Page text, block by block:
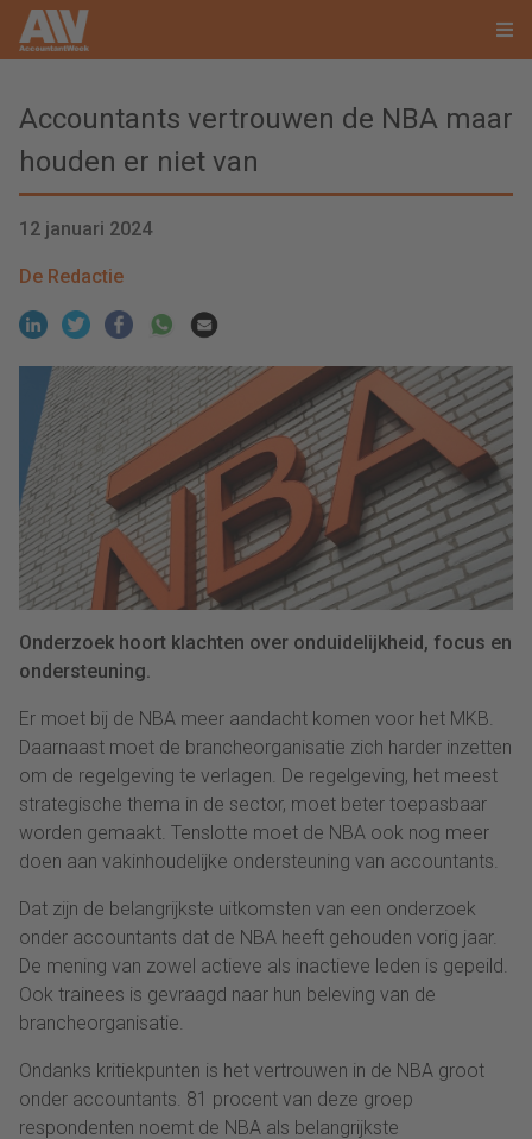
Accountants vertrouwen de NBA maar
houden er niet van
12 januari 2024
De Redactie
Onderzoek hoort klachten over onduidelijkheid, focus en
ondersteuning.
Er moet bij de NBA meer aandacht komen voor het MKB.
Daarnaast moet de brancheorganisatie zich harder inzetten
om de regelgeving te verlagen. De regelgeving, het meest
strategische thema in de sector, moet beter toepasbaar
worden gemaakt. Tenslotte moet de NBA ook nog meer
doen aan vakinhoudelijke ondersteuning van accountants.
Dat zijn de belangrijkste uitkomsten van een onderzoek
onder accountants dat de NBA heeft gehouden vorig jaar.
De mening van zowel actieve als inactieve leden is gepeild.
Ook trainees is gevraagd naar hun beleving van de
brancheorganisatie.
Ondanks kritiekpunten is het vertrouwen in de NBA groot
onder accountants. 81 procent van deze groep
respondenten noemt de NBA als belangrijkste